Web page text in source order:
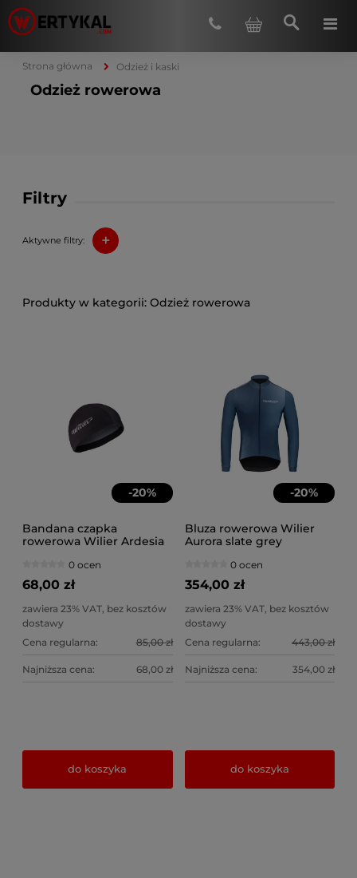
Strona główna Odzież i kaski
Odzież rowerowa
Filtry
Aktywne filtry: +
Odzież rowerowa
-20%
Bandana czapka
rowerowa Wilier Ardesia
0 ocen
68,00 zł
zawiera 23% VAT, bez kosztów
dostawy
Cena regularna:
85,00 zł
Najniższa cena: 68,00 zł
do koszyka
-20%
Bluza rowerowa Wilier
Aurora slate grey
0 ocen
354,00 zł
zawiera 23% VAT, bez kosztów
dostawy
Cena regularna:
443,00 zł
Najniższa cena: 354,00 zł
do koszyka